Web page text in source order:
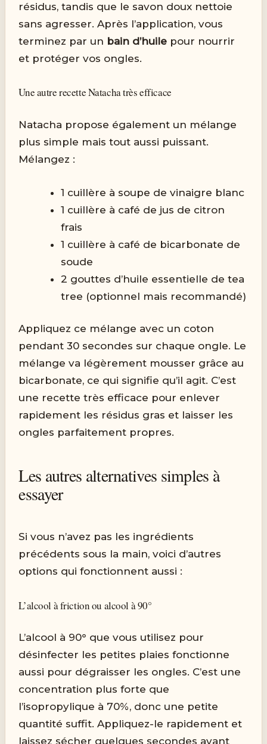
résidus, tandis que le savon doux nettoie
sans agresser. Après l’application, vous
terminez par un bain d’huile pour nourrir
et protéger vos ongles.
Une autre recette Natacha très efficace
Natacha propose également un mélange
plus simple mais tout aussi puissant.
Mélangez :
1 cuillère à soupe de vinaigre blanc
1 cuillère à café de jus de citron
frais
1 cuillère à café de bicarbonate de
soude
2 gouttes d’huile essentielle de tea
tree (optionnel mais recommandé)
Appliquez ce mélange avec un coton
pendant 30 secondes sur chaque ongle. Le
mélange va légèrement mousser grâce au
bicarbonate, ce qui signifie qu’il agit. C’est
une recette très efficace pour enlever
rapidement les résidus gras et laisser les
ongles parfaitement propres.
Les autres alternatives simples à
essayer
Si vous n’avez pas les ingrédients
précédents sous la main, voici d’autres
options qui fonctionnent aussi :
L’alcool à friction ou alcool à 90°
L’alcool à 90° que vous utilisez pour
désinfecter les petites plaies fonctionne
aussi pour dégraisser les ongles. C’est une
concentration plus forte que
l’isopropylique à 70%, donc une petite
quantité suffit. Appliquez-le rapidement et
laissez sécher quelques secondes avant